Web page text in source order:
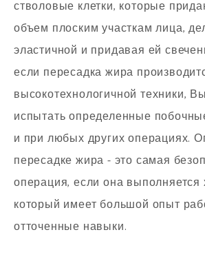
стволовые клетки, которые
объем плоским участкам лица,
эластичной и придавая ей
если пересадка жира
высокотехнологичной техники,
испытать определенные
и при любых других операциях.
пересадке жира - это самая
операция, если она выполняется
который имеет большой опыт
отточенные навыки.